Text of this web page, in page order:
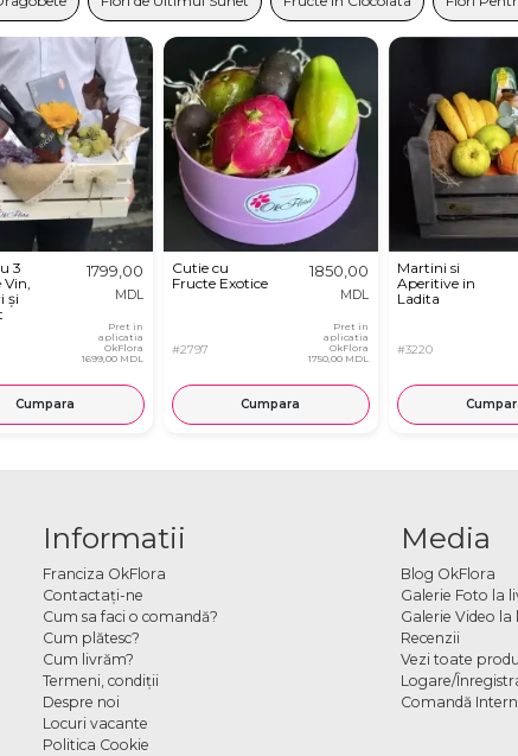
3
Vin,
și
1799,00
MDL
Pret in
aplicatia
OkFlora
1699,00 MDL
Cumpara
Cutie cu
Fructe Exotice
#2797
1850,00
MDL
Pret in
aplicatia
OkFlora
1750,00 MDL
Cumpara
Martini si
Aperitive in
Ladita
#3220
Informatii
Franciza OkFlora
Contactaţi-ne
Cum sa faci o comandă?
Cum plătesc?
Cum livrăm?
Termeni, condiţii
Despre noi
Locuri vacante
Politica Cookie
Media
Blog OkFlora
Galerie Foto la
Galerie Video la
Recenzii
Vezi toate
Logare/
Comandă